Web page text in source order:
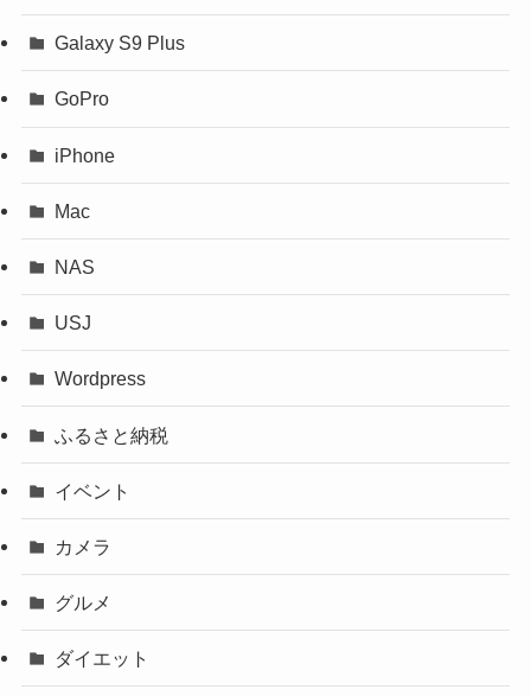
Galaxy S9 Plus
GoPro
iPhone
Mac
NAS
USJ
Wordpress
ふるさと納税
イベント
カメラ
グルメ
ダイエット